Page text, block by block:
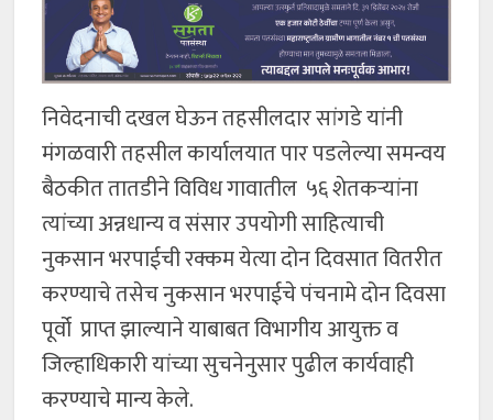
निवेदनाची दखल घेऊन तहसीलदार सांगडे यांनी
मंगळवारी तहसील कार्यालयात पार पडलेल्या समन्वय
बैठकीत तातडीने विविध गावातील ५६ शेतकऱ्यांना
त्यांच्या अन्नधान्य व संसार उपयोगी साहित्याची
नुकसान भरपाईची रक्कम येत्या दोन दिवसात वितरीत
करण्याचे तसेच नुकसान भरपाईचे पंचनामे दोन दिवसा
पूर्वो प्राप्त झाल्याने याबाबत विभागीय आयुक्त व
जिल्हाधिकारी यांच्या सुचनेनुसार पुढील कार्यवाही
करण्याचे मान्य केले.